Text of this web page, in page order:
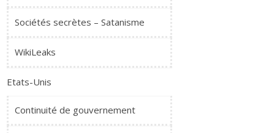
Sociétés secrètes – Satanisme
WikiLeaks
Etats-Unis
Continuité de gouvernement